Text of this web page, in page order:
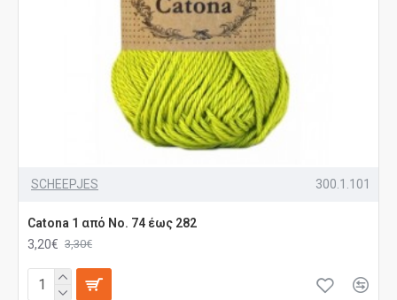
SCHEEPJES 300.1.101
Catona 1 από No. 74 έως 282
3,20€ 3,30€